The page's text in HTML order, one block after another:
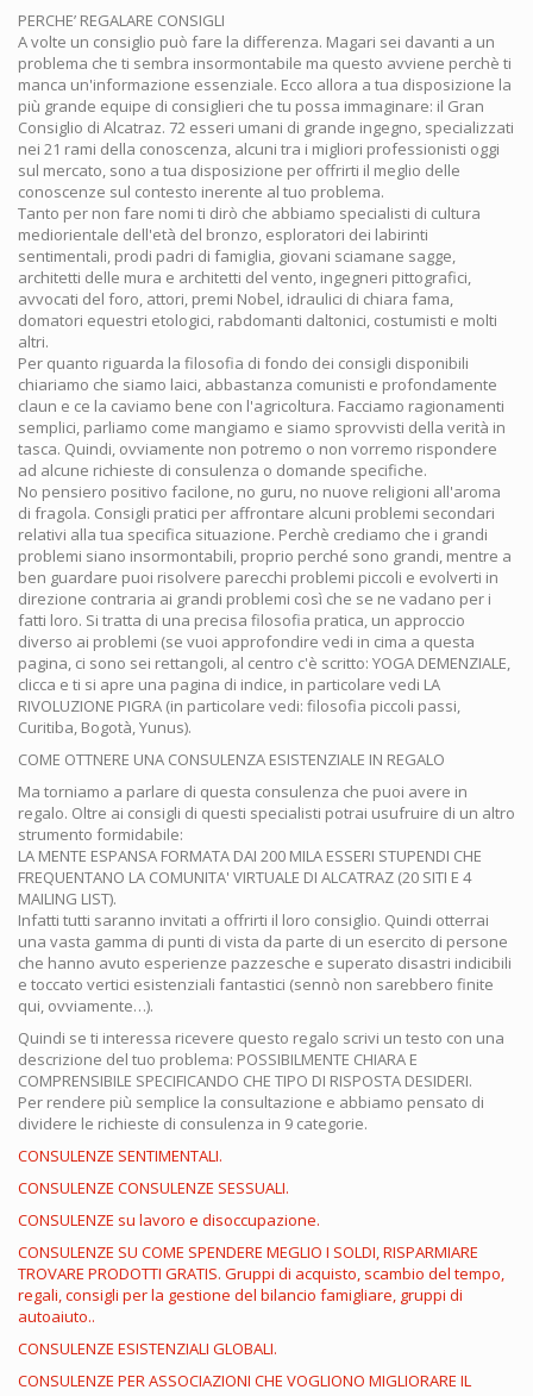
PERCHE’ REGALARE CONSIGLI
A volte un consiglio può fare la differenza. Magari sei davanti a un
problema che ti sembra insormontabile ma questo avviene perchè ti
manca un'informazione essenziale. Ecco allora a tua disposizione la
più grande equipe di consiglieri che tu possa immaginare: il Gran
Consiglio di Alcatraz. 72 esseri umani di grande ingegno, specializzati
nei 21 rami della conoscenza, alcuni tra i migliori professionisti oggi
sul mercato, sono a tua disposizione per offrirti il meglio delle
conoscenze sul contesto inerente al tuo problema.
Tanto per non fare nomi ti dirò che abbiamo specialisti di cultura
mediorientale dell'età del bronzo, esploratori dei labirinti
sentimentali, prodi padri di famiglia, giovani sciamane sagge,
architetti delle mura e architetti del vento, ingegneri pittografici,
avvocati del foro, attori, premi Nobel, idraulici di chiara fama,
domatori equestri etologici, rabdomanti daltonici, costumisti e molti
altri.
Per quanto riguarda la filosofia di fondo dei consigli disponibili
chiariamo che siamo laici, abbastanza comunisti e profondamente
claun e ce la caviamo bene con l'agricoltura. Facciamo ragionamenti
semplici, parliamo come mangiamo e siamo sprovvisti della verità in
tasca. Quindi, ovviamente non potremo o non vorremo rispondere
ad alcune richieste di consulenza o domande specifiche.
No pensiero positivo facilone, no guru, no nuove religioni all'aroma
di fragola. Consigli pratici per affrontare alcuni problemi secondari
relativi alla tua specifica situazione. Perchè crediamo che i grandi
problemi siano insormontabili, proprio perché sono grandi, mentre a
ben guardare puoi risolvere parecchi problemi piccoli e evolverti in
direzione contraria ai grandi problemi così che se ne vadano per i
fatti loro. Si tratta di una precisa filosofia pratica, un approccio
diverso ai problemi (se vuoi approfondire vedi in cima a questa
pagina, ci sono sei rettangoli, al centro c'è scritto: YOGA DEMENZIALE,
clicca e ti si apre una pagina di indice, in particolare vedi LA
RIVOLUZIONE PIGRA (in particolare vedi: filosofia piccoli passi,
Curitiba, Bogotà, Yunus).
COME OTTNERE UNA CONSULENZA ESISTENZIALE IN REGALO
Ma torniamo a parlare di questa consulenza che puoi avere in
regalo. Oltre ai consigli di questi specialisti potrai usufruire di un altro
strumento formidabile:
LA MENTE ESPANSA FORMATA DAI 200 MILA ESSERI STUPENDI CHE
FREQUENTANO LA COMUNITA' VIRTUALE DI ALCATRAZ (20 SITI E 4
MAILING LIST).
Infatti tutti saranno invitati a offrirti il loro consiglio. Quindi otterrai
una vasta gamma di punti di vista da parte di un esercito di persone
che hanno avuto esperienze pazzesche e superato disastri indicibili
e toccato vertici esistenziali fantastici (sennò non sarebbero finite
qui, ovviamente…).
Quindi se ti interessa ricevere questo regalo scrivi un testo con una
descrizione del tuo problema: POSSIBILMENTE CHIARA E
COMPRENSIBILE SPECIFICANDO CHE TIPO DI RISPOSTA DESIDERI.
Per rendere più semplice la consultazione e abbiamo pensato di
dividere le richieste di consulenza in 9 categorie.
CONSULENZE SENTIMENTALI.
CONSULENZE CONSULENZE SESSUALI.
CONSULENZE su lavoro e disoccupazione.
CONSULENZE SU COME SPENDERE MEGLIO I SOLDI, RISPARMIARE
TROVARE PRODOTTI GRATIS. Gruppi di acquisto, scambio del tempo,
regali, consigli per la gestione del bilancio famigliare, gruppi di
autoaiuto..
CONSULENZE ESISTENZIALI GLOBALI.
CONSULENZE PER ASSOCIAZIONI CHE VOGLIONO MIGLIORARE IL